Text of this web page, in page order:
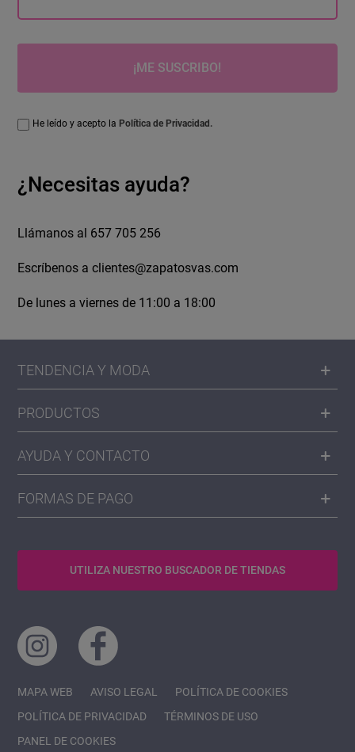
¡ME SUSCRIBO!
He leído y acepto la Política de Privacidad.
¿Necesitas ayuda?
Llámanos al 657 705 256
Escríbenos aclientes@zapatosvas.com
De lunes a viernes de 11:00 a 18:00
TENDENCIA Y MODA
PRODUCTOS
AYUDA Y CONTACTO
FORMAS DE PAGO
UTILIZA NUESTRO BUSCADOR DE TIENDAS
MAPA WEB AVISO LEGAL
POLÍTICA DE COOKIES
POLÍTICA DE PRIVACIDAD
TÉRMINOS DE USO
PANEL DE COOKIES